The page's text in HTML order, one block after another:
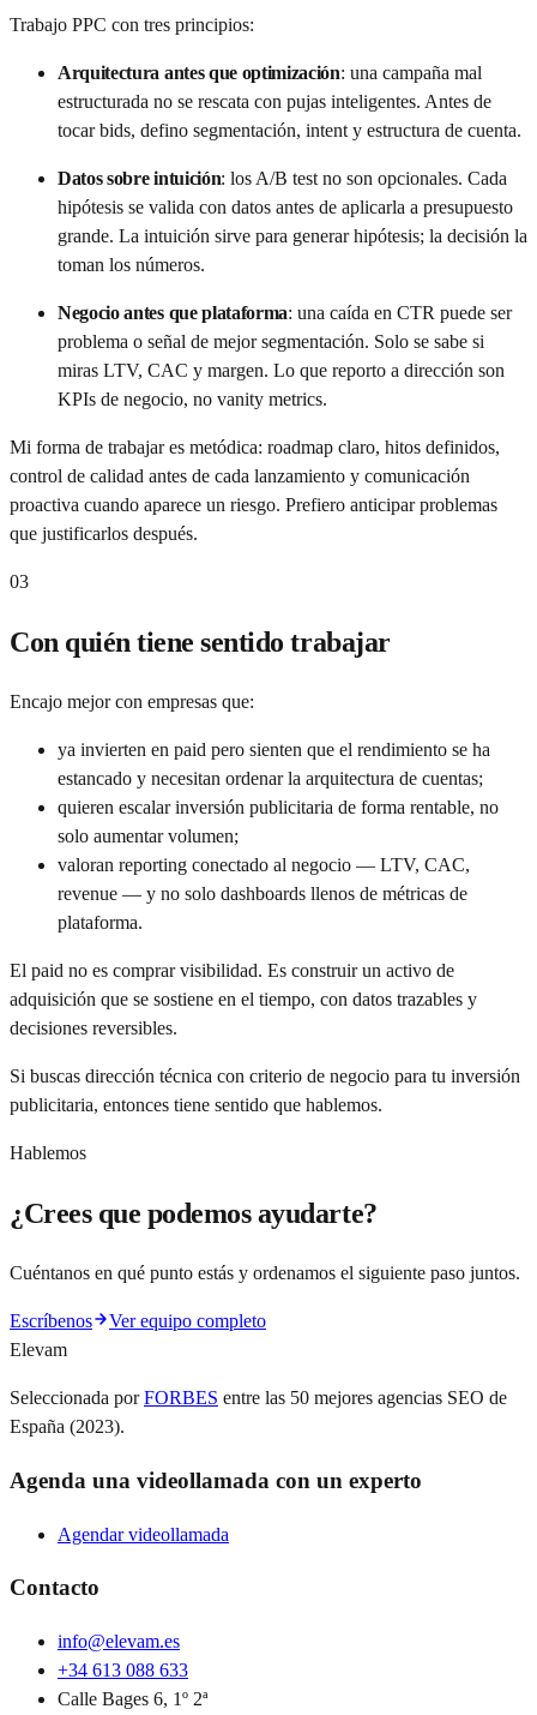
Trabajo PPC con tres principios:
Arquitectura antes que optimización: una campaña mal
estructurada no se rescata con pujas inteligentes. Antes de
tocar bids, defino segmentación, intent y estructura de cuenta.
Datos sobre intuición:los A/B test no son opcionales. Cada
hipótesis se valida con datos antes de aplicarla a presupuesto
grande. La intuición sirve para generar hipótesis; la decisión la
toman los números.
Negocio antes que plataforma:una caída en CTR puede ser
problema o señal de mejor segmentación. Solo se sabe si
miras LTV, CAC y margen. Lo que reporto a dirección son
KPIs de negocio, no vanity metrics.
Mi forma de trabajar es metódica: roadmap claro, hitos definidos,
control de calidad antes de cada lanzamiento y comunicación
proactiva cuando aparece un riesgo. Prefiero anticipar problemas
que justificarlos después.
03
Con quién tiene sentido trabajar
Encajo mejor con empresas que:
ya invierten en paid pero sienten que el rendimiento se ha
estancado y necesitan ordenar la arquitectura de cuentas;
quieren escalar inversión publicitaria de forma rentable, no
solo aumentar volumen;
valoran reporting conectado al negocio — LTV, CAC,
revenue — y no solo dashboards llenos de métricas de
plataforma.
El paid no es comprar visibilidad. Es construir un activo de
adquisición que se sostiene en el tiempo, con datos trazables y
decisiones reversibles.
Si buscas dirección técnica con criterio de negocio para tu inversión
publicitaria, entonces tiene sentido que hablemos.
Hablemos
¿Crees que podemos ayudarte?
Cuéntanos en qué punto estás y ordenamos el siguiente paso juntos.
Escríbenos
Ver equipo completo
Elevam
Seleccionada por FORBES entre las 50 mejores agencias SEO de
España (2023).
Agenda una videollamada con un experto
Agendar videollamada
Contacto
info@elevam.es
+34 613 088 633
Calle Bages 6, 1º 2ª